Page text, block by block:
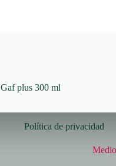
Gaf plus 300 ml
Política de privacidad